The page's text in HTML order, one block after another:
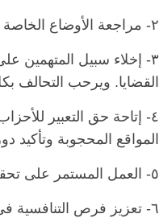
٢- مراجعة الأوضاع الخاصة بالتدابير الاحترازية ووضع المعارضين السلميين على قوائم الإرهاب.
٣- إخلاء سبيل المتهمين
القضايا. ويرحب التحالف
٤- إتاحة حق التعبير
المواقع المحجوبة وتأكيد
٥- العمل المستمر على تحقيق استقلال القضاء.
٦- تعزيز فرص التنافسية